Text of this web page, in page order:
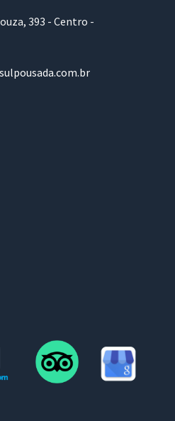
393 - Centro -